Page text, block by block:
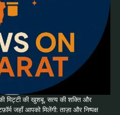
की खुशबू, सत्य की शक्ति और
जहाँ आपको मिलेंगी: ताज़ा और निष्पक्ष